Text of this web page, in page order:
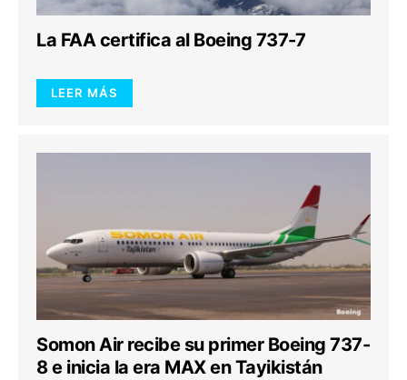
La FAA certifica al Boeing 737-7
LEER MÁS
Somon Air recibe su primer Boeing 737-
8 e inicia la era MAX en Tayikistán